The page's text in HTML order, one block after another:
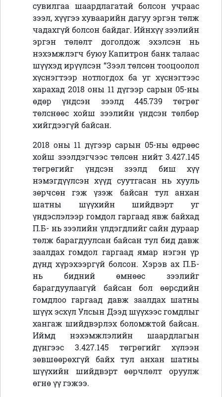
сувилгаа шаардлагатай болсон учраас
зээл, хүүгээ хуваарийн дагуу эргэн төлж
чадахгүй болсон байдаг. Ийнхүү зээлийн
эргэн төлөлт доголдож эхэлсэн нь
нэхэмжлэгч буюу Капитрон банк талаас
шүүхэд ирүүлсэн “Зээл төлсөн тооцоолол
хүснэгтээр нотлогдох ба уг хүснэгтээс
харахад 2018 оны 11 дүгээр сарын 05-ны
өдөр үндсэн зээлд 445.739 төгрөг
төлснөөс хойш зээлийн үндсэн төлбөр
хийгдээгүй байсан.
2018 оны 11 дүгээр сарын 05-ны өдрөөс
хойш зээлдэгчээс төлсөн нийт 3.427.145
төгрөгийг үндсэн зээлд биш хүү
нэмэгдүүлсэн хүүд суутгасан нь хууль
зөрчсөн гэж үзэж байсан тул анхан
шатны шүүхийн шийдвэрт уг
үндэслэлээр гомдол гаргаад явж байхад
П.Б- нь зээлийн үлдэгдлийг сайн дураар
төлж барагдуулсан байсан тул бид давж
заалдах гомдол гаргаад ямар нэгэн үр
дүнд хүрэхээргүй болсон. Хэрэв ах П.Б-
нь бидний өмнөөс зээлийг
барагдуулаагүй байсан бол өөрсдийн
гомдлоо гаргаад давж заалдах шатны
шүүх эсхүл Улсын Дээд шүүхээс гомдлыг
хангаж шийдвэрлэх боломжтой байсан.
Иймд нэхэмжлэлийн шаардлагын
дүнгээс 3.427.145 төгрөгийг хүлээн
зөвшөөрөхгүй байх тул анхан шатны
шүүхийн шийдвэрт өөрчлөлт оруулж
өгнө үү гэжээ.